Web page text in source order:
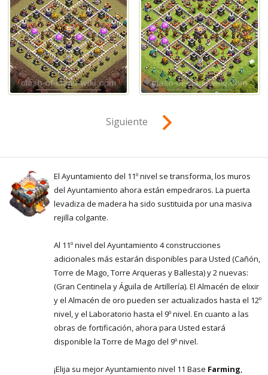
Siguiente
El Ayuntamiento del 11º nivel se transforma, los muros
del Ayuntamiento ahora están empedraros. La puerta
levadiza de madera ha sido sustituida por una masiva
rejilla colgante.
Al 11º nivel del Ayuntamiento 4 construcciones
adicionales más estarán disponibles para Usted (Cañón,
Torre de Mago, Torre Arqueras y Ballesta) y 2 nuevas:
(Gran Centinela y Águila de Artillería). El Almacén de elixir
y el Almacén de oro pueden ser actualizados hasta el 12º
nivel, y el Laboratorio hasta el 9º nivel. En cuanto a las
obras de fortificación, ahora para Usted estará
disponible la Torre de Mago del 9º nivel.
¡Elija su mejor Ayuntamiento nivel 11 Base Farming